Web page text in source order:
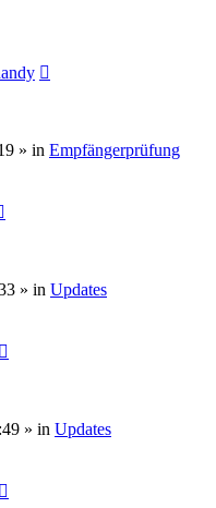
» in Empfängerprüfung
» in Updates
» in Updates